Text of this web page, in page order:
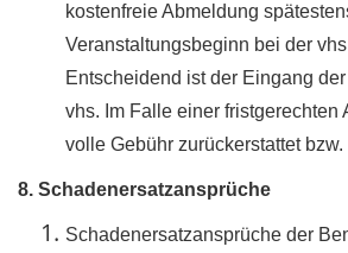
kostenfreie Abmeldung
Veranstaltungsbeginn bei der
Entscheidend ist der Eingang
vhs. Im Falle einer fristgerechten
volle Gebühr zurückerstattet
8. Schadenersatzansprüche
Schadenersatzansprüche der